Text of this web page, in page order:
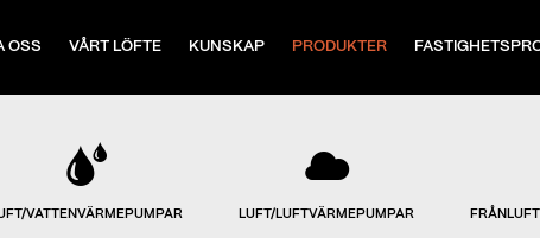
OSS VÅRT LÖFTE KUNSKAP PRODUKTER
VATTENVÄRMEPUMPAR LUFT/LUFTVÄRMEPUMPAR